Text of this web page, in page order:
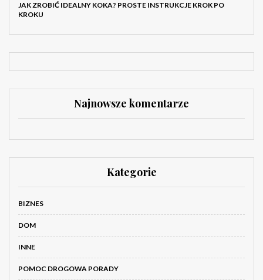
JAK ZROBIĆ IDEALNY KOKA? PROSTE INSTRUKCJE KROK PO
KROKU
Najnowsze komentarze
Kategorie
BIZNES
DOM
INNE
POMOC DROGOWA PORADY